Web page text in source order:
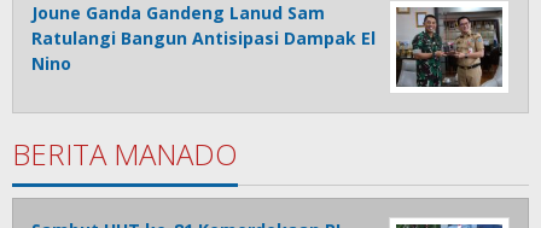
Joune Ganda Gandeng Lanud Sam
Ratulangi Bangun Antisipasi Dampak El
Nino
BERITA MANADO